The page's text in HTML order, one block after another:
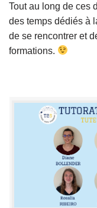
Tout au long de ces
des temps dédiés à
de se rencontrer et
formations.